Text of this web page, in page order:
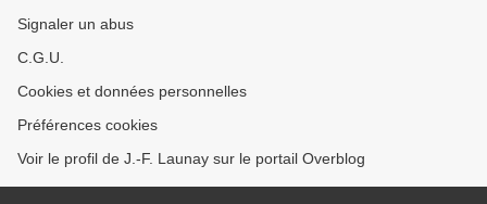
Signaler un abus
C.G.U.
Cookies et données personnelles
Préférences cookies
Voir le profil de J.-F. Launay sur le portail Overblog